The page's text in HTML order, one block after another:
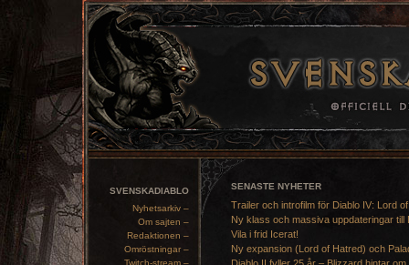
SVENSKADIABLO
Nyhetsarkiv –
Om sajten –
Redaktionen –
Omröstningar –
Twitch-stream –
SENASTE NYHETER
Trailer och introfilm för Diablo IV: Lord
Ny klass och massiva uppdateringar till
Vila i frid Icerat!
Ny expansion (Lord of Hatred) och